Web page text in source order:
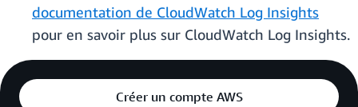
documentation de CloudWatch Log Insights
pour en savoir plus sur CloudWatch Log Insights.
Créer un compte AWS